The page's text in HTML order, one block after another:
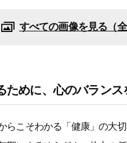
すべての画像を見る（全
ために、心のバランス
らこそわかる「健康」の大